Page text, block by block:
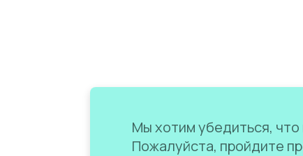
Мы хотим убедиться,
Пожалуйста, пройдите